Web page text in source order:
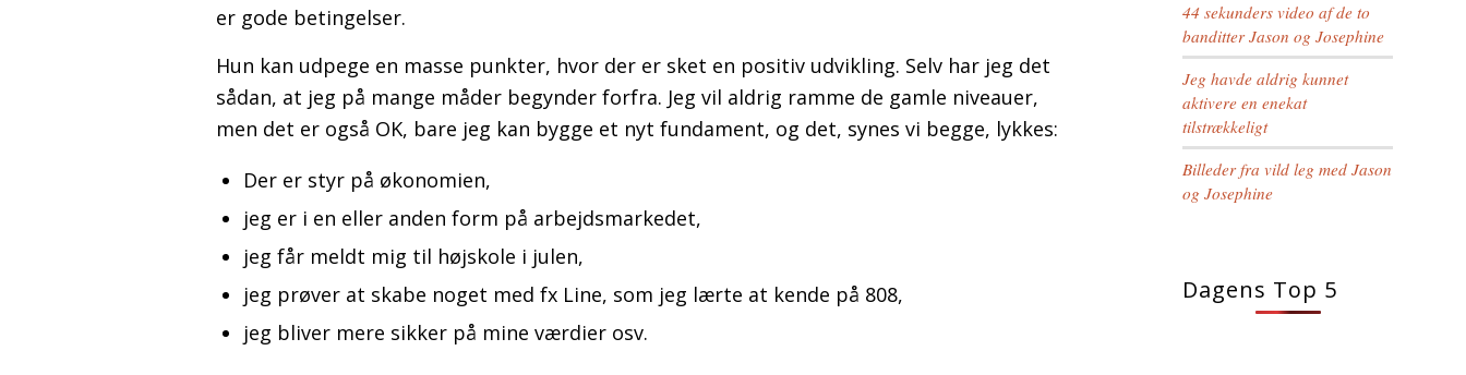
er gode betingelser.
Hun kan udpege en masse punkter, hvor der er sket en positiv udvikling. Selv har jeg det
sådan, at jeg på mange måder begynder forfra. Jeg vil aldrig ramme de gamle niveauer,
men det er også OK, bare jeg kan bygge et nyt fundament, og det, synes vi begge, lykkes:
Der er styr på økonomien,
jeg er i en eller anden form på arbejdsmarkedet,
jeg får meldt mig til højskole i julen,
jeg prøver at skabe noget med fx Line, som jeg lærte at kende på 808,
jeg bliver mere sikker på mine værdier osv.
44 sekunders video af de to
banditter Jason og Josephine
Jeg havde aldrig kunnet
aktivere en enekat
tilstrækkeligt
Billeder fra vild leg med Jason
og Josephine
Dagens Top 5